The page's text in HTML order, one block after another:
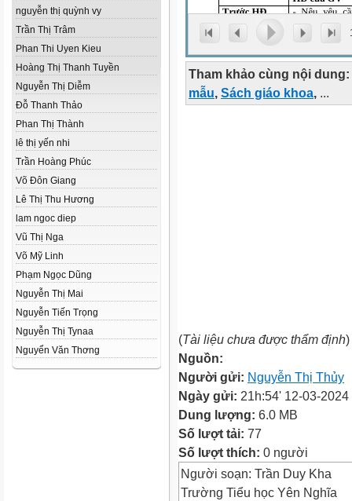
nguyễn thị quỳnh vy
Trần Thị Trâm
Phan Thi Uyen Kieu
Hoàng Thị Thanh Tuyền
Nguyễn Thị Diễm
Đỗ Thanh Thảo
Phan Thị Thành
lê thị yến nhi
Trần Hoàng Phúc
Võ Đôn Giang
Lê Thị Thu Hương
lam ngoc diep
Vũ Thị Nga
Võ Mỹ Linh
Phạm Ngọc Dũng
Nguyễn Thị Mai
Nguyễn Tiến Trọng
Nguyễn Thị Tynaa
Nguyển Văn Thơng
Tham khảo cùng nội dung:
mẫu, Sách giáo khoa, ...
(Tài liệu chưa được thẩm định)
Nguồn:
Người gửi: Nguyễn Thị Thủy
Ngày gửi: 21h:54' 12-03-2024
Dung lượng: 6.0 MB
Số lượt tải: 77
Số lượt thích: 0 người
Người soạn: Trần Duy Kha
Trường Tiểu học Yên Nghĩa